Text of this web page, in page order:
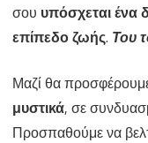
σου υπόσχεται ένα
επίπεδο ζωής. Του
Μαζί θα
μυστικά, σε
Προσπαθούμε να